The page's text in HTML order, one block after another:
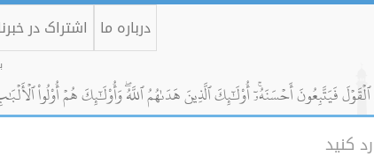
درباره ما اشتراک در
فَيَتَّبِعُونَ أَحۡسَنَهُۥٓۚ أُوْلَٰٓئِكَ ٱلَّذِينَ هَدَىٰهُمُ ٱللَّهُۖ وَأُوْلَٰٓئِكَ هُمۡ أُوْلُواْ